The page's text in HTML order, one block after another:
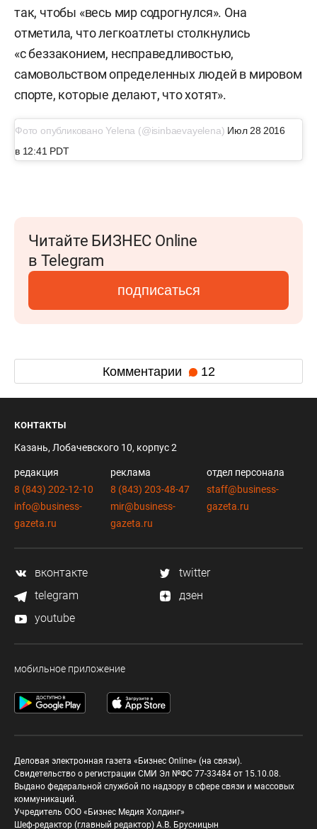
так, чтобы «весь мир содрогнулся». Она
отметила, что легкоатлеты столкнулись
«с беззаконием, несправедливостью,
самовольством определенных людей в мировом
спорте, которые делают, что хотят».
Фото опубликовано Yelena (@isinbaevayelena) Июл 28 2016
в 12:41 PDT
Читайте БИЗНЕС Online
в Telegram
подписаться
Комментарии 12
контакты
Казань, Лобачевского 10, корпус 2
редакция
8 (843) 202-12-10
info@business-
gazeta.ru
реклама
8 (843) 203-48-47
mir@business-
gazeta.ru
отдел персонала
staff@business-
gazeta.ru
вконтакте
twitter
telegram
дзен
youtube
мобильное приложение
Деловая электронная газета «Бизнес Online» (на связи).
Свидетельство о регистрации СМИ Эл №ФС 77-33484 от 15.10.08.
Выдано федеральной службой по надзору в сфере связи и массовых
коммуникаций.
Учредитель ООО «Бизнес Медия Холдинг»
Шеф-редактор (главный редактор) А.В. Брусницын